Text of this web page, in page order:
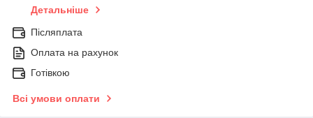
Детальніше
Післяплата
Оплата на рахунок
Готівкою
Всі умови оплати